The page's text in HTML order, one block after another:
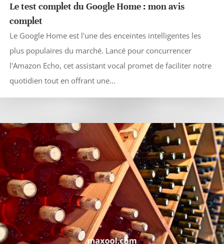
Le test complet du Google Home : mon avis
complet
Le Google Home est l'une des enceintes intelligentes les
plus populaires du marché. Lancé pour concurrencer
l'Amazon Echo, cet assistant vocal promet de faciliter notre
quotidien tout en offrant une...